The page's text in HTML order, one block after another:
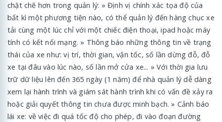
chặt chẽ hơn trong quản lý: » Định vị chính xác tọa độ của
bất kì một phương tiện nào, có thể quản lý đến hàng chục xe
tải cùng một lúc chỉ với một chiếc điện thoại, ipad hoặc máy
tính có kết nối mạng. » Thông báo những thông tin về trạng
thái của xe như: vị trí, thời gian, vận tốc, số lần dừng đỗ, đỗ
xe tại đâu vào lúc nào, số lần mở cửa xe... » Với thời gia lưu
trữ dữ liệu lên đến 365 ngày (1 năm) để nhà quản lý dễ dàng
xem lại hành trình và giám sát hành trình khi có vấn đề xảy ra
hoặc giải quyết thông tin chưa được minh bạch. » Cảnh báo
lái xe: về việc đi quá tốc độ cho phép, đi vào đoạn đường